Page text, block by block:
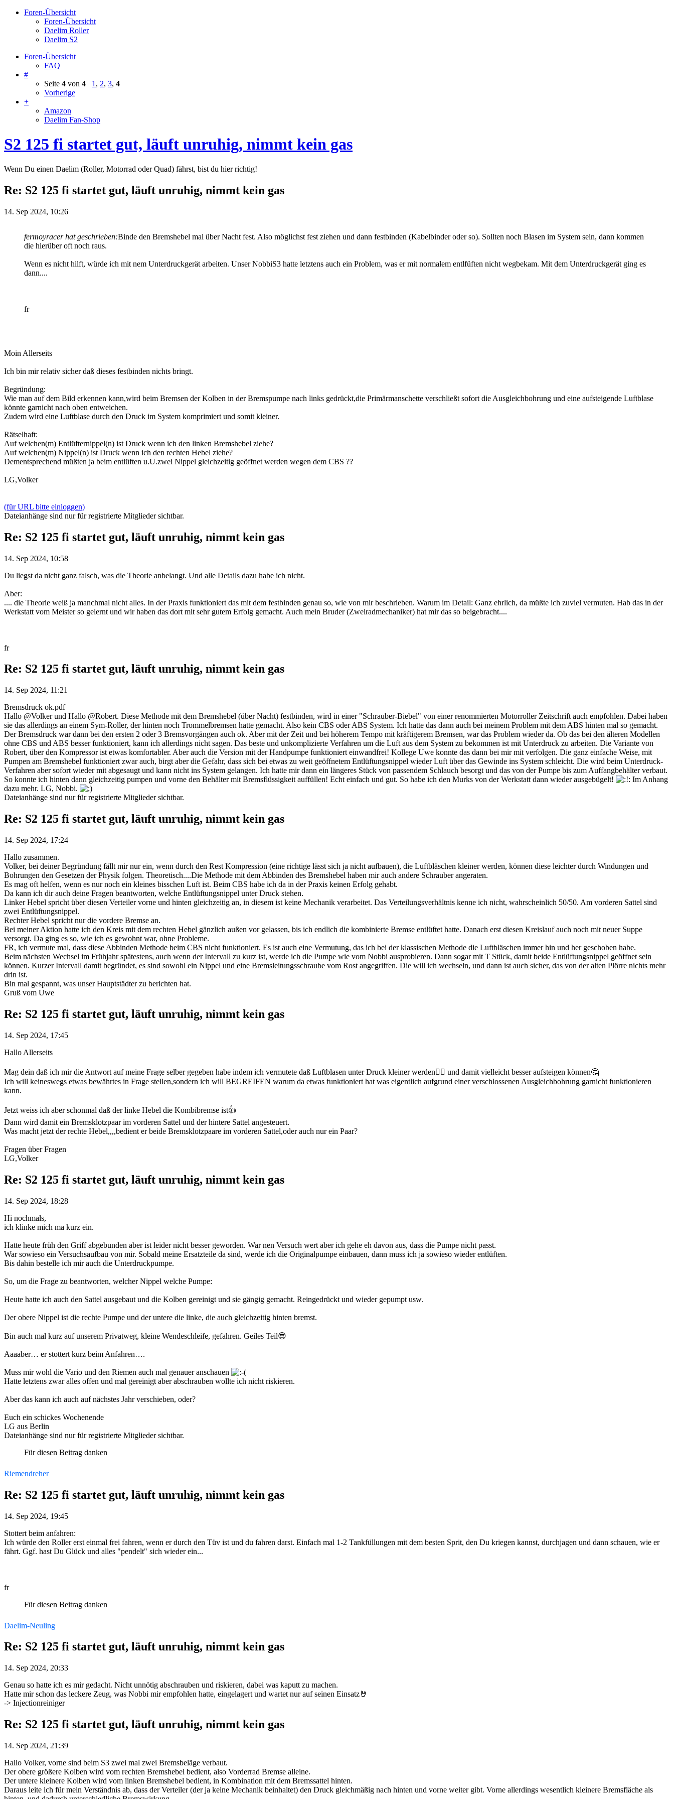
Foren-Übersicht
Foren-Übersicht
Daelim Roller
Daelim S2
Foren-Übersicht
FAQ
#
Seite 4 von 4 1 , 2, 3, 4
Vorherige
+
Amazon
Daelim Fan-Shop
S2 125 fi startet gut, läuft unruhig, nimmt kein gas
Wenn Du einen Daelim (Roller, Motorrad oder Quad) fährst, bist du hier richtig!
Re: S2 125 fi startet gut, läuft unruhig, nimmt kein gas
14. Sep 2024, 10:26
fermoyracer hat geschrieben:Binde den Bremshebel mal über Nacht fest. Also möglichst fest ziehen und dann festbinden (Kabelbinder oder so). Sollten noch Blasen im System sein, dann kommen
die hierüber oft noch raus.
Wenn es nicht hilft, würde ich mit nem Unterdruckgerät arbeiten. Unser NobbiS3 hatte letztens auch ein Problem, was er mit normalem entlfüften nicht wegbekam. Mit dem Unterdruckgerät ging es
dann....
fr
Moin Allerseits
Ich bin mir relativ sicher daß dieses festbinden nichts bringt.
Begründung:
Wie man auf dem Bild erkennen kann,wird beim Bremsen der Kolben in der Bremspumpe nach links gedrückt,die Primärmanschette verschließt sofort die Ausgleichbohrung und eine aufsteigende Luftblase
könnte garnicht nach oben entweichen.
Zudem wird eine Luftblase durch den Druck im System komprimiert und somit kleiner.
Rätselhaft:
Auf welchen(m) Entlüfternippel(n) ist Druck wenn ich den linken Bremshebel ziehe?
Auf welchen(m) Nippel(n) ist Druck wenn ich den rechten Hebel ziehe?
Dementsprechend müßten ja beim entlüften u.U.zwei Nippel gleichzeitig geöffnet werden wegen dem CBS ??
LG,Volker
(für URL bitte einloggen)
Dateianhänge sind nur für registrierte Mitglieder sichtbar.
Re: S2 125 fi startet gut, läuft unruhig, nimmt kein gas
14. Sep 2024, 10:58
Du liegst da nicht ganz falsch, was die Theorie anbelangt. Und alle Details dazu habe ich nicht.
Aber:
.... die Theorie weiß ja manchmal nicht alles. In der Praxis funktioniert das mit dem festbinden genau so, wie von mir beschrieben. Warum im Detail: Ganz ehrlich, da müßte ich zuviel vermuten. Hab das in der
Werkstatt vom Meister so gelernt und wir haben das dort mit sehr gutem Erfolg gemacht. Auch mein Bruder (Zweiradmechaniker) hat mir das so beigebracht....
fr
Re: S2 125 fi startet gut, läuft unruhig, nimmt kein gas
14. Sep 2024, 11:21
Bremsdruck ok.pdf
Hallo @Volker und Hallo @Robert. Diese Methode mit dem Bremshebel (über Nacht) festbinden, wird in einer "Schrauber-Biebel" von einer renommierten Motorroller Zeitschrift auch empfohlen. Dabei haben
sie das allerdings an einem Sym-Roller, der hinten noch Trommelbremsen hatte gemacht. Also kein CBS oder ABS System. Ich hatte das dann auch bei meinem Problem mit dem ABS hinten mal so gemacht.
Der Bremsdruck war dann bei den ersten 2 oder 3 Bremsvorgängen auch ok. Aber mit der Zeit und bei höherem Tempo mit kräftigerem Bremsen, war das Problem wieder da. Ob das bei den älteren Modellen
ohne CBS und ABS besser funktioniert, kann ich allerdings nicht sagen. Das beste und unkomplizierte Verfahren um die Luft aus dem System zu bekommen ist mit Unterdruck zu arbeiten. Die Variante von
Robert, über den Kompressor ist etwas komfortabler. Aber auch die Version mit der Handpumpe funktioniert einwandfrei! Kollege Uwe konnte das dann bei mir mit verfolgen. Die ganz einfache Weise, mit
Pumpen am Bremshebel funktioniert zwar auch, birgt aber die Gefahr, dass sich bei etwas zu weit geöffnetem Entlüftungsnippel wieder Luft über das Gewinde ins System schleicht. Die wird beim Unterdruck-
Verfahren aber sofort wieder mit abgesaugt und kann nicht ins System gelangen. Ich hatte mir dann ein längeres Stück von passendem Schlauch besorgt und das von der Pumpe bis zum Auffangbehälter verbaut.
So konnte ich hinten dann gleichzeitig pumpen und vorne den Behälter mit Bremsflüssigkeit auffüllen! Echt einfach und gut. So habe ich den Murks von der Werkstatt dann wieder ausgebügelt!
Im Anhang
dazu mehr. LG, Nobbi.
Dateianhänge sind nur für registrierte Mitglieder sichtbar.
Re: S2 125 fi startet gut, läuft unruhig, nimmt kein gas
14. Sep 2024, 17:24
Hallo zusammen.
Volker, bei deiner Begründung fällt mir nur ein, wenn durch den Rest Kompression (eine richtige lässt sich ja nicht aufbauen), die Luftbläschen kleiner werden, können diese leichter durch Windungen und
Bohrungen den Gesetzen der Physik folgen. Theoretisch....Die Methode mit dem Abbinden des Bremshebel haben mir auch andere Schrauber angeraten.
Es mag oft helfen, wenn es nur noch ein kleines bisschen Luft ist. Beim CBS habe ich da in der Praxis keinen Erfolg gehabt.
Da kann ich dir auch deine Fragen beantworten, welche Entlüftungsnippel unter Druck stehen.
Linker Hebel spricht über diesen Verteiler vorne und hinten gleichzeitig an, in diesem ist keine Mechanik verarbeitet. Das Verteilungsverhältnis kenne ich nicht, wahrscheinlich 50/50. Am vorderen Sattel sind
zwei Entlüftungsnippel.
Rechter Hebel spricht nur die vordere Bremse an.
Bei meiner Aktion hatte ich den Kreis mit dem rechten Hebel gänzlich außen vor gelassen, bis ich endlich die kombinierte Bremse entlüftet hatte. Danach erst diesen Kreislauf auch noch mit neuer Suppe
versorgt. Da ging es so, wie ich es gewohnt war, ohne Probleme.
FR, ich vermute mal, dass diese Abbinden Methode beim CBS nicht funktioniert. Es ist auch eine Vermutung, das ich bei der klassischen Methode die Luftbläschen immer hin und her geschoben habe.
Beim nächsten Wechsel im Frühjahr spätestens, auch wenn der Intervall zu kurz ist, werde ich die Pumpe wie vom Nobbi ausprobieren. Dann sogar mit T Stück, damit beide Entlüftungsnippel geöffnet sein
können. Kurzer Intervall damit begründet, es sind sowohl ein Nippel und eine Bremsleitungsschraube vom Rost angegriffen. Die will ich wechseln, und dann ist auch sicher, das von der alten Plörre nichts mehr
drin ist.
Bin mal gespannt, was unser Hauptstädter zu berichten hat.
Gruß vom Uwe
Re: S2 125 fi startet gut, läuft unruhig, nimmt kein gas
14. Sep 2024, 17:45
Hallo Allerseits
Mag dein daß ich mir die Antwort auf meine Frage selber gegeben habe indem ich vermutete daß Luftblasen unter Druck kleiner werden🤷‍♂️ und damit vielleicht besser aufsteigen können🤔
Ich will keineswegs etwas bewährtes in Frage stellen,sondern ich will BEGREIFEN warum da etwas funktioniert hat was eigentlich aufgrund einer verschlossenen Ausgleichbohrung garnicht funktionieren
kann.
Jetzt weiss ich aber schonmal daß der linke Hebel die Kombibremse ist👍
Dann wird damit ein Bremsklotzpaar im vorderen Sattel und der hintere Sattel angesteuert.
Was macht jetzt der rechte Hebel,,,,bedient er beide Bremsklotzpaare im vorderen Sattel,oder auch nur ein Paar?
Fragen über Fragen
LG,Volker
Re: S2 125 fi startet gut, läuft unruhig, nimmt kein gas
14. Sep 2024, 18:28
Hi nochmals,
ich klinke mich ma kurz ein.
Hatte heute früh den Griff abgebunden aber ist leider nicht besser geworden. War nen Versuch wert aber ich gehe eh davon aus, dass die Pumpe nicht passt.
War sowieso ein Versuchsaufbau von mir. Sobald meine Ersatzteile da sind, werde ich die Originalpumpe einbauen, dann muss ich ja sowieso wieder entlüften.
Bis dahin bestelle ich mir auch die Unterdruckpumpe.
So, um die Frage zu beantworten, welcher Nippel welche Pumpe:
Heute hatte ich auch den Sattel ausgebaut und die Kolben gereinigt und sie gängig gemacht. Reingedrückt und wieder gepumpt usw.
Der obere Nippel ist die rechte Pumpe und der untere die linke, die auch gleichzeitig hinten bremst.
Bin auch mal kurz auf unserem Privatweg, kleine Wendeschleife, gefahren. Geiles Teil😎
Aaaaber… er stottert kurz beim Anfahren….
Muss mir wohl die Vario und den Riemen auch mal genauer anschauen
Hatte letztens zwar alles offen und mal gereinigt aber abschrauben wollte ich nicht riskieren.
Aber das kann ich auch auf nächstes Jahr verschieben, oder?
Euch ein schickes Wochenende
LG aus Berlin
Dateianhänge sind nur für registrierte Mitglieder sichtbar.
Für diesen Beitrag danken
Riemendreher
Re: S2 125 fi startet gut, läuft unruhig, nimmt kein gas
14. Sep 2024, 19:45
Stottert beim anfahren:
Ich würde den Roller erst einmal frei fahren, wenn er durch den Tüv ist und du fahren darst. Einfach mal 1-2 Tankfüllungen mit dem besten Sprit, den Du kriegen kannst, durchjagen und dann schauen, wie er
fährt. Ggf. hast Du Glück und alles "pendelt" sich wieder ein...
fr
Für diesen Beitrag danken
Daelim-Neuling
Re: S2 125 fi startet gut, läuft unruhig, nimmt kein gas
14. Sep 2024, 20:33
Genau so hatte ich es mir gedacht. Nicht unnötig abschrauben und riskieren, dabei was kaputt zu machen.
Hatte mir schon das leckere Zeug, was Nobbi mir empfohlen hatte, eingelagert und wartet nur auf seinen Einsatz🤘
-> Injectionreiniger
Re: S2 125 fi startet gut, läuft unruhig, nimmt kein gas
14. Sep 2024, 21:39
Hallo Volker, vorne sind beim S3 zwei mal zwei Bremsbeläge verbaut.
Der obere größere Kolben wird vom rechten Bremshebel bedient, also Vorderrad Bremse alleine.
Der untere kleinere Kolben wird vom linken Bremshebel bedient, in Kombination mit dem Bremssattel hinten.
Daraus leite ich für mein Verständnis ab, dass der Verteiler (der ja keine Mechanik beinhaltet) den Druck gleichmäßig nach hinten und vorne weiter gibt. Vorne allerdings wesentlich kleinere Bremsfläche als